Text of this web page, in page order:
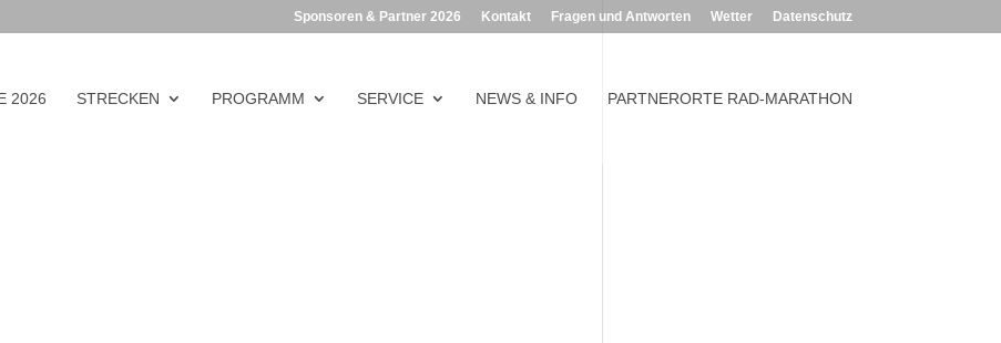
Sponsoren & Partner 2026 Kontakt Fragen und Antworten Wetter Datenschutz
2026 STRECKEN PROGRAMM SERVICE NEWS & INFO PARTNERORTE RAD-MARATHON